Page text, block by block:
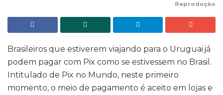
Reprodução
Brasileiros que estiverem viajando para o Uruguai já
podem pagar com Pix como se estivessem no Brasil.
Intitulado de Pix no Mundo, neste primeiro
momento, o meio de pagamento é aceito em lojas e